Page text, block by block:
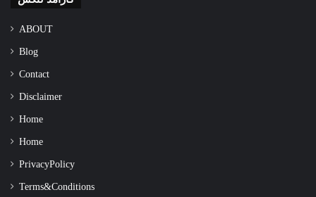
ABOUT
Blog
Contact
Disclaimer
Home
Home
Privacy Policy
Terms & Conditions